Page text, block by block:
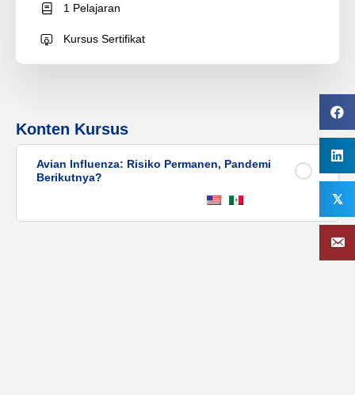
Konten Kursus
Avian Influenza: Risiko Permanen, Pandemi
Berikutnya?
1 Pelajaran
Kursus Sertifikat
𝕏